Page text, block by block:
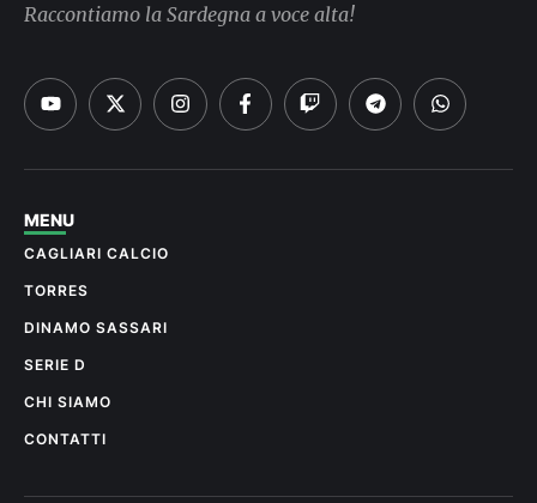
Raccontiamo la Sardegna a voce alta!
MENU
CAGLIARI CALCIO
TORRES
DINAMO SASSARI
SERIE D
CHI SIAMO
CONTATTI